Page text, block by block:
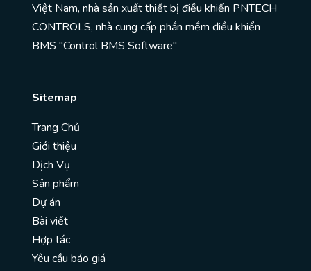
Việt Nam, nhà sản xuất thiết bị điều khiển PNTECH
CONTROLS, nhà cung cấp phần mềm điều khiển
BMS "Control BMS Software"
Sitemap
Trang Chủ
Giới thiệu
Dịch Vụ
Sản phẩm
Dự án
Bài viết
Hợp tác
Yêu cầu báo giá